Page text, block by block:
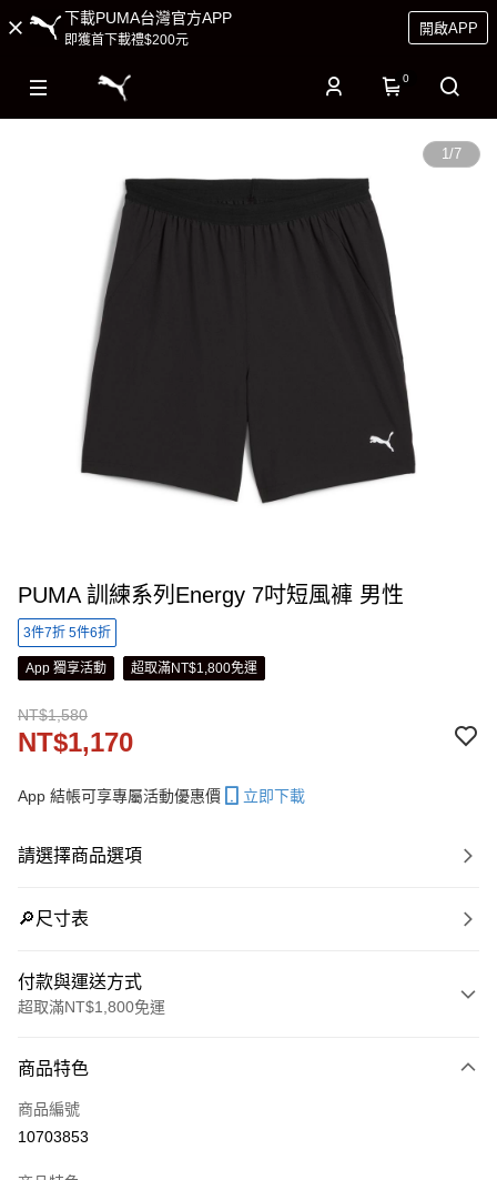
下載PUMA台灣官方APP
即獲首下載禮$200元
開啟APP
0
1/7
PUMA 訓練系列Energy 7吋短風褲 男性
3件7折 5件6折
App 獨享活動 超取滿NT$1,800免運
NT$1,580
NT$1,170
App 結帳可享專屬活動優惠價 立即下載
請選擇商品選項
🔎尺寸表
付款與運送方式
超取滿NT$1,800免運
信用卡一次付款
LINE Pay
商品特色
商品編號
10703853